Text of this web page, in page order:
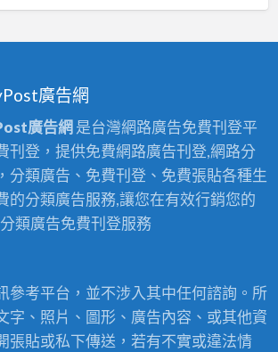
廣告網
廣告網 是台灣網路廣告免費刊登平
刊登，提供免費網路廣告刊登,網路分
分類廣告、免費刊登、免費張貼各種生
的分類廣告服務,讓您在有效行銷您的
類廣告免費刊登服務
參考平台，並不涉入其中任何諮詢。所
字、照片、圖形、廣告內容、或其他資
張貼或私下傳送，若有不實或違法情